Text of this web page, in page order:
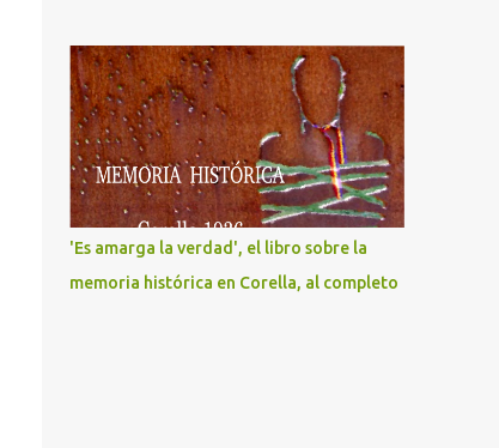
'Es amarga la verdad', el libro sobre la
memoria histórica en Corella, al completo